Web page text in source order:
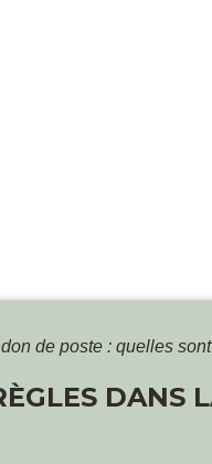
de poste : quelles
DANS